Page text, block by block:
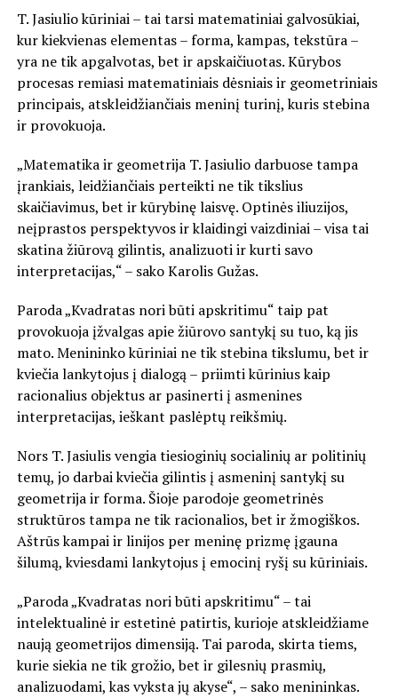
T. Jasiulio kūriniai – tai tarsi matematiniai galvosūkiai,
kur kiekvienas elementas – forma, kampas, tekstūra –
yra ne tik apgalvotas, bet ir apskaičiuotas. Kūrybos
procesas remiasi matematiniais dėsniais ir geometriniais
principais, atskleidžiančiais meninį turinį, kuris stebina
ir provokuoja.
„Matematika ir geometrija T. Jasiulio darbuose tampa
įrankiais, leidžiančiais perteikti ne tik tikslius
skaičiavimus, bet ir kūrybinę laisvę. Optinės iliuzijos,
neįprastos perspektyvos ir klaidingi vaizdiniai – visa tai
skatina žiūrovą gilintis, analizuoti ir kurti savo
interpretacijas,“ – sako Karolis Gužas.
Paroda „Kvadratas nori būti apskritimu“ taip pat
provokuoja įžvalgas apie žiūrovo santykį su tuo, ką jis
mato. Menininko kūriniai ne tik stebina tikslumu, bet ir
kviečia lankytojus į dialogą – priimti kūrinius kaip
racionalius objektus ar pasinerti į asmenines
interpretacijas, ieškant paslėptų reikšmių.
Nors T. Jasiulis vengia tiesioginių socialinių ar politinių
temų, jo darbai kviečia gilintis į asmeninį santykį su
geometrija ir forma. Šioje parodoje geometrinės
struktūros tampa ne tik racionalios, bet ir žmogiškos.
Aštrūs kampai ir linijos per meninę prizmę įgauna
šilumą, kviesdami lankytojus į emocinį ryšį su kūriniais.
„Paroda „Kvadratas nori būti apskritimu“ – tai
intelektualinė ir estetinė patirtis, kurioje atskleidžiame
naują geometrijos dimensiją. Tai paroda, skirta tiems,
kurie siekia ne tik grožio, bet ir gilesnių prasmių,
analizuodami, kas vyksta jų akyse“, – sako menininkas.